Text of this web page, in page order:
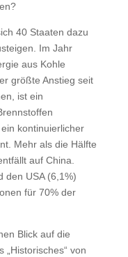
40 Staaten dazu
Im Jahr
aus Kohle
größte Anstieg seit
ist ein
kontinuierlicher
Mehr als die Hälfte
auf China.
den USA (6,1%)
für 70% der
Blick auf die
„Historisches“ von